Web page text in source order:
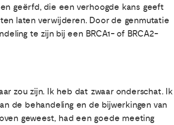
geërfd, die een verhoogde kans geeft
laten verwijderen. Door de genmutatie
te zijn bij een BRCA1- of BRCA2-
zou zijn. Ik heb dat zwaar onderschat. Ik
de behandeling en de bijwerkingen van
geweest, had een goede meeting